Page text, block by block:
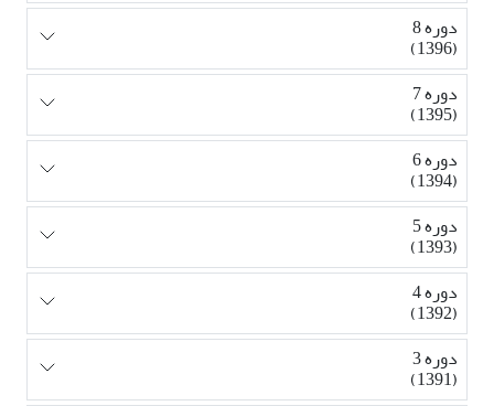
دوره 8
(1396)
دوره 7
(1395)
دوره 6
(1394)
دوره 5
(1393)
دوره 4
(1392)
دوره 3
(1391)